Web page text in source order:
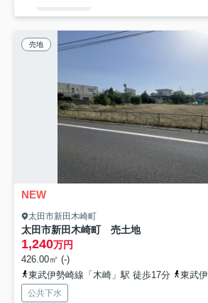
売地
NEW
太田市新田木崎町
太田市新田木崎町 売土地
1,240万円
426.00㎡ (-)
東武伊勢崎線「木崎」駅 徒歩17分
東武伊
公共下水